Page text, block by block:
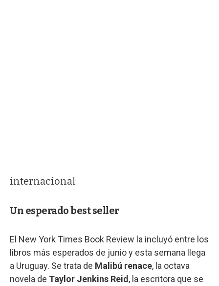
internacional
Un esperado best seller
El New York Times Book Review la incluyó entre los
libros más esperados de junio y esta semana llega
a Uruguay. Se trata de Malibú renace, la octava
novela de Taylor Jenkins Reid, la escritora que se